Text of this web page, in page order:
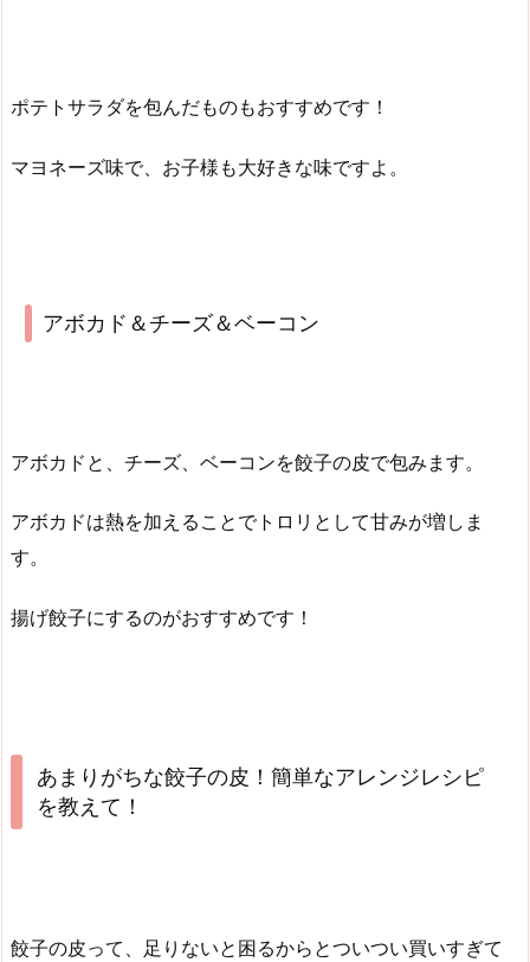
ポテトサラダを包んだものもおすすめです！
マヨネーズ味で、お子様も大好きな味ですよ。
アボカド＆チーズ＆ベーコン
アボカドと、チーズ、ベーコンを餃子の皮で包みます。
アボカドは熱を加えることでトロリとして甘みが増しま
す。
揚げ餃子にするのがおすすめです！
あまりがちな餃子の皮！簡単なアレンジレシピ
を教えて！
餃子の皮って、足りないと困るからとついつい買いすぎて